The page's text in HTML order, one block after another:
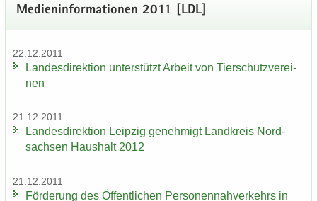
Me­di­en­in­for­ma­tio­nen 2011 [LDL]
22.12.2011
Lan­des­di­rek­ti­on un­ter­stützt Ar­beit von Tier­schutz­ver­ei­
nen
21.12.2011
Lan­des­di­rek­ti­on Leip­zig ge­neh­migt Land­kreis Nord­
sach­sen Haus­halt 2012
21.12.2011
För­de­rung des Öf­fent­li­chen Per­so­nen­nah­ver­kehrs in